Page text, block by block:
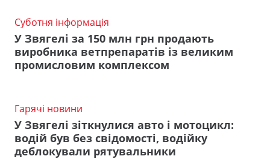
Суботня інформація
У Звягелі за 150 млн грн продають
виробника ветпрепаратів із великим
промисловим комплексом
Гарячі новини
У Звягелі зіткнулися авто і мотоцикл:
водій був без свідомості, водійку
деблокували рятувальники